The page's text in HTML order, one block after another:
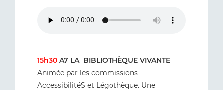
15h30 A7 LA BIBLIOTHÈQUE VIVANTE
Animée par les commissions
AccessibilitéS et Légothèque. Une